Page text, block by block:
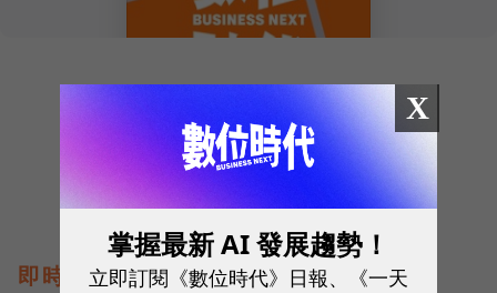
即時熱門文章
X
掌握最新 AI 發展趨勢！
立即訂閱《數位時代》日報、《一天